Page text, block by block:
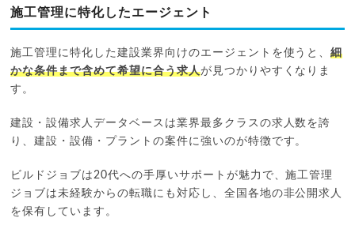
施工管理に特化したエージェント
施工管理に特化した建設業界向けのエージェントを使うと、細
かな条件まで含めて希望に合う求人が見つかりやすくなりま
す。
建設・設備求人データベースは業界最多クラスの求人数を誇
り、建設・設備・プラントの案件に強いのが特徴です。
ビルドジョブは20代への手厚いサポートが魅力で、施工管理
ジョブは未経験からの転職にも対応し、全国各地の非公開求人
を保有しています。